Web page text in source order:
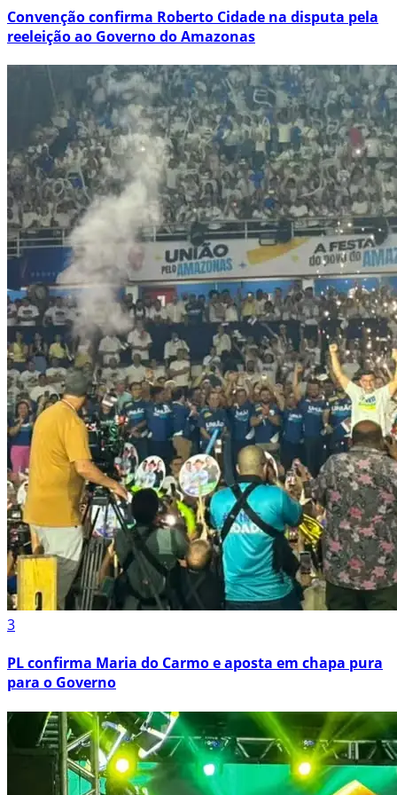
Convenção confirma Roberto Cidade na disputa pela
reeleição ao Governo do Amazonas
3
PL confirma Maria do Carmo e aposta em chapa pura
para o Governo